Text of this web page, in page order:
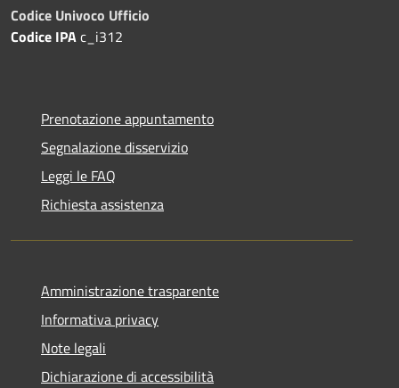
Codice Univoco Ufficio
Codice IPAc_i312
Prenotazione appuntamento
Segnalazione disservizio
Leggi le FAQ
Richiesta assistenza
Amministrazione trasparente
Informativa privacy
Note legali
Dichiarazione di accessibilità